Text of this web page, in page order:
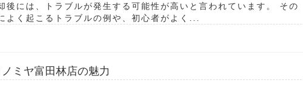
後には、トラブルが発生する可能性が高いと言われています。 その
よく起こるトラブルの例や、初心者がよく...
ミヤ富田林店の魅力